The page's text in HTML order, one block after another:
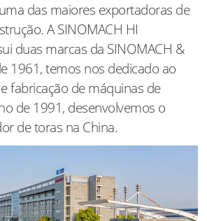
das maiores exportadoras de
A SINOMACH HI
duas marcas da SINOMACH &
1961, temos nos dedicado ao
fabricação de máquinas de
de 1991, desenvolvemos o
de toras na China.